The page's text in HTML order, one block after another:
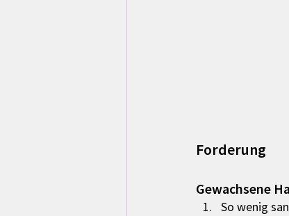
Forderung
Gewachsene
So wenig